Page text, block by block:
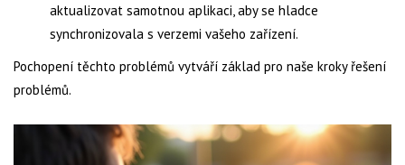
aktualizovat samotnou aplikaci, aby se hladce
synchronizovala s verzemi vašeho zařízení.
Pochopení těchto problémů vytváří základ pro naše kroky řešení
problémů.